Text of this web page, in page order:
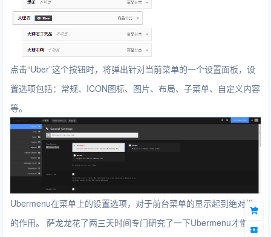
点击“Uber”这个按钮时，将弹出针对当前菜单的一个设置面板，设
置选项包括：常规、ICON图标、图片、布局、子菜单、自定义内容
等。
Ubermenu在菜单上的设置选项，对于前台菜单的显示起到绝对性
的作用。萨龙龙花了两三天时间专门研究了一下Ubermenu才慢慢